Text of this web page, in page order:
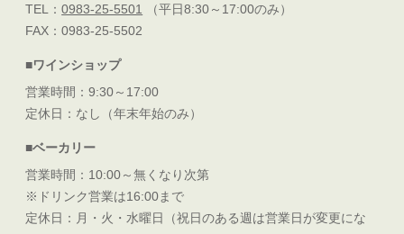
TEL：0983-25-5501
（平日8:30～17:00のみ）
FAX：0983-25-5502
■ワインショップ
営業時間：9:30～17:00
定休日：なし（年末年始のみ）
■ベーカリー
営業時間：10:00～無くなり次第
※ドリンク営業は16:00まで
定休日：月・火・水曜日（祝日のある週は営業日が変更にな